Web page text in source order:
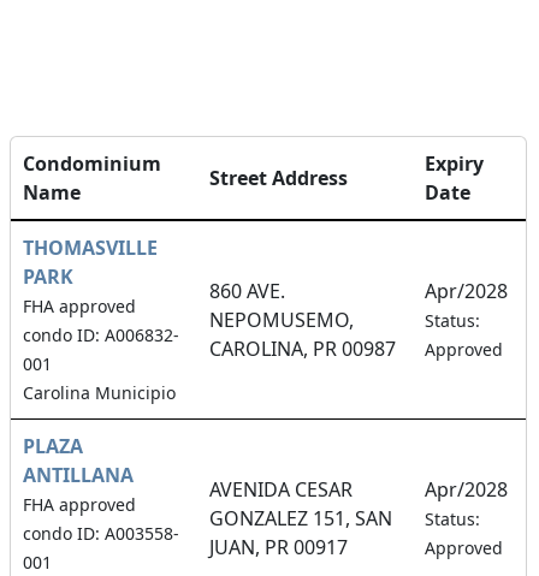
Condominium
Name
Street Address
Expiry
Date
THOMASVILLE
PARK
FHA approved
condo ID: A006832-
001
Carolina Municipio
860 AVE.
NEPOMUSEMO,
CAROLINA, PR 00987
Apr/2028
Status:
Approved
PLAZA
ANTILLANA
FHA approved
condo ID: A003558-
001
AVENIDA CESAR
GONZALEZ 151, SAN
JUAN, PR 00917
Apr/2028
Status:
Approved